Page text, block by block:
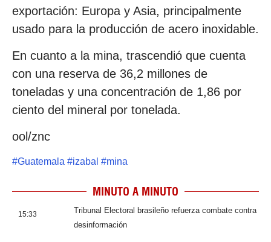
exportación: Europa y Asia, principalmente
usado para la producción de acero inoxidable.
En cuanto a la mina, trascendió que cuenta
con una reserva de 36,2 millones de
toneladas y una concentración de 1,86 por
ciento del mineral por tonelada.
ool/znc
#Guatemala #izabal #mina
MINUTO A MINUTO
15:33
Tribunal Electoral brasileño refuerza combate contra
desinformación